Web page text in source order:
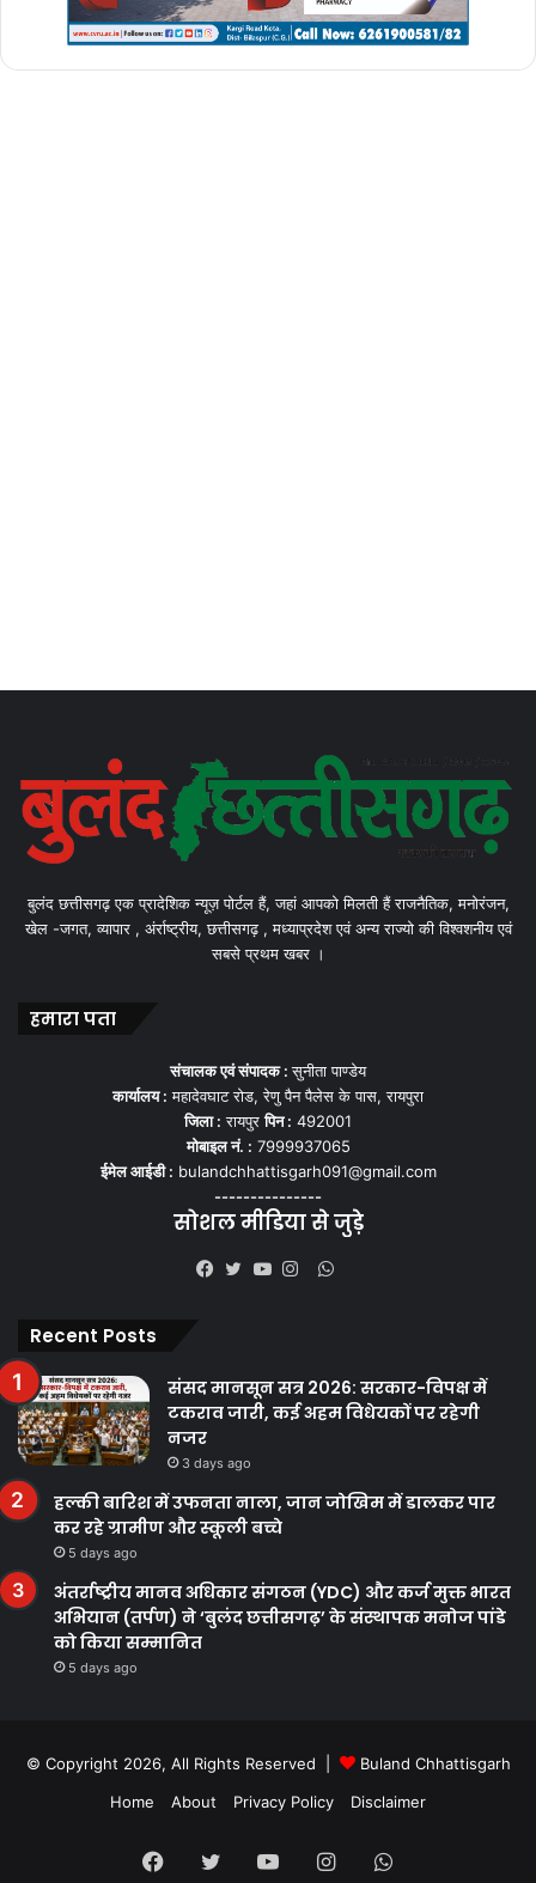
बुलंद छत्तीसगढ़ एक प्रादेशिक न्यूज़ पोर्टल हैं, जहां आपको मिलती हैं राजनैतिक, मनोरंजन,
खेल -जगत, व्यापार , अंर्राष्ट्रीय, छत्तीसगढ़ , मध्याप्रदेश एवं अन्य राज्यो की विश्वशनीय एवं
सबसे प्रथम खबर ।
हमारा पता
संचालक एवं संपादक :सुनीता पाण्डेय
कार्यालय : महादेवघाट रोड, रेणु पैन पैलेस के पास, रायपुरा
जिला : रायपुरपिन : 492001
मोबाइल नं. : 7999937065
ईमेल आईडी : bulandchhattisgarh091@gmail.com
---------------
सोशल मीडिया से जुड़े
WhatsApp
Recent Posts
संसद मानसून सत्र 2026: सरकार-विपक्ष में
टकराव जारी, कई अहम विधेयकों पर रहेगी
नजर
3 days ago
हल्की बारिश में उफनता नाला, जान जोखिम में डालकर पार
कर रहे ग्रामीण और स्कूली बच्चे
5 days ago
अंतर्राष्ट्रीय मानव अधिकार संगठन (YDC) और कर्ज मुक्त भारत
अभियान (तर्पण) ने ‘बुलंद छत्तीसगढ़’ के संस्थापक मनोज पांडे
को किया सम्मानित
5 days ago
© Copyright 2026, All Rights Reserved |
Buland Chhattisgarh
Home
About Privacy Policy Disclaimer
Facebook
Twitter YouTubeInstagramWhatsApp